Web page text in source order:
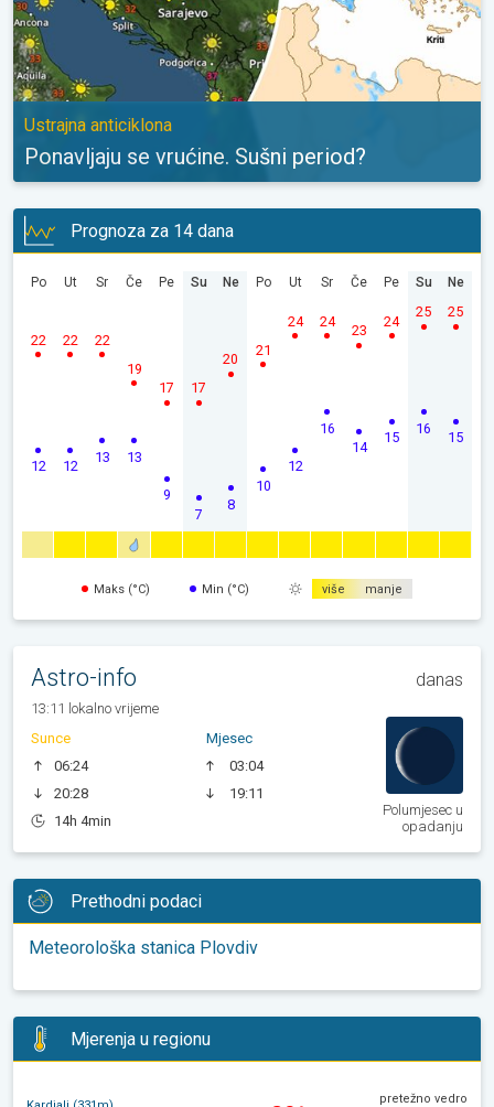
Ustrajna anticiklona
Ponavljaju se vrućine. Sušni period?
Prognoza za 14 dana
Po
12
22
Ut
12
22
Sr
13
22
Če
13
19
Pe
9
17
Su
7
17
Ne
8
20
Po
10
21
Ut
12
24
Sr
16
24
Če
14
23
Pe
15
24
Su
16
25
Ne
15
25
Maks (°C) Min (°C) više manje
Astro-info danas
13:11 lokalno vrijeme
Sunce
06:24
20:28
14h 4min
Mjesec
03:04
19:11
Polumjesec u
opadanju
Prethodni podaci
Meteorološka stanica Plovdiv
Mjerenja u regionu
pretežno vedro